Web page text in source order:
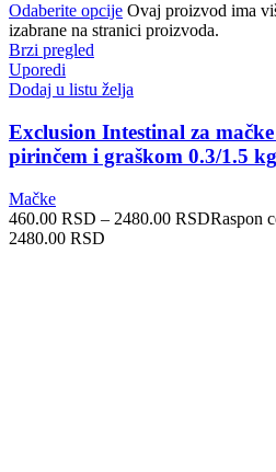
Odaberite opcije Ovaj proizvod ima
izabrane na stranici proizvoda.
Brzi pregled
Uporedi
Dodaj u listu želja
Exclusion Intestinal za
pirinčem i graškom 0.3/1.5 kg
Mačke
460.00 RSD – 2480.00 RSDRaspon
2480.00 RSD